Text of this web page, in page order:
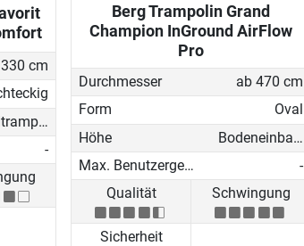
cm
Standtrampolin
-
Berg Trampolin Grand
Champion InGround AirFlow
Pro
Durchmesser
ab 470 cm
Form
Oval
Höhe
Bodeneinbau-Trampolin
Max. Benutzergewicht
-
Qualität
Schwingung
Sicherheit